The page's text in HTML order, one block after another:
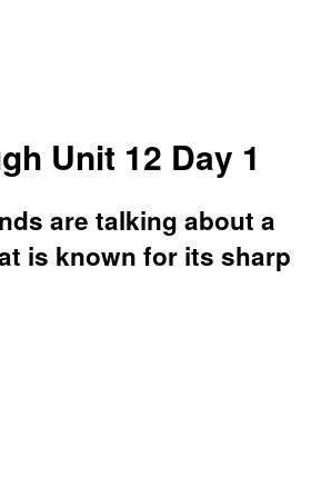
Unit 12 Day 1
are talking about a
is known for its sharp